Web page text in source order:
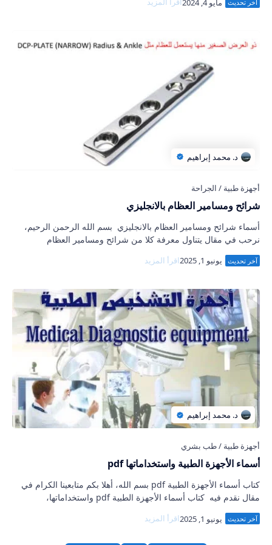
شرائح ومسامير العظام بالانجليزي
أسماء شرائح ومسامير العظام بالانجليزي بسم الله الرحمن الرحيم،
نرحب في مقال يتناول معرفة كلا من شرائح ومسامير العظام
أسماء الأجهزة الطبية واستخداماتها pdf
كتاب أسماء الأجهزة الطبية pdf بسم الله، أهلا بكم متابعينا الكرام في
مقال نقدم فيه كتاب أسماء الأجهزة الطبية pdf واستخداماتها،
وسنفصل لكم في السطور ا…